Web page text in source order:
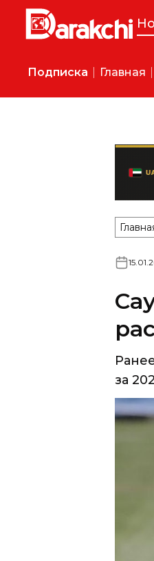
Подписка Главная
за